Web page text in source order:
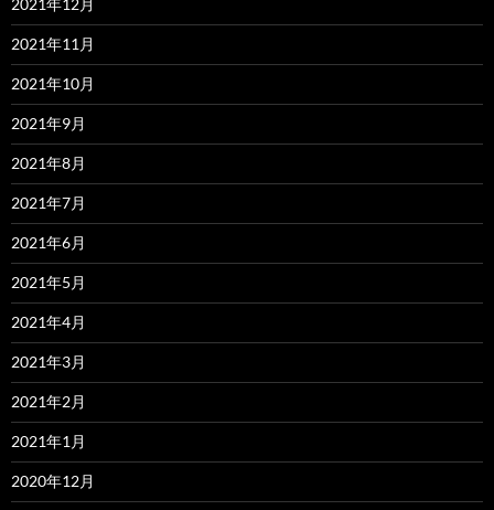
2021年12月
2021年11月
2021年10月
2021年9月
2021年8月
2021年7月
2021年6月
2021年5月
2021年4月
2021年3月
2021年2月
2021年1月
2020年12月